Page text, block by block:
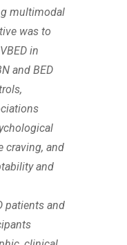
multimodal
was to
in
and BED
craving, and
and
patients and